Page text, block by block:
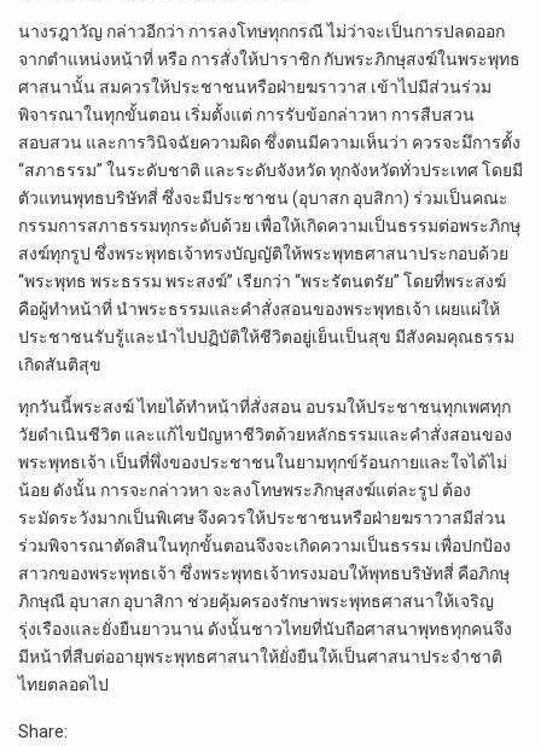
นางรฎาวัญ กล่าวอีกว่า การลงโทษทุกกรณี ไม่ว่าจะเป็นการปลดออก
จากตำแหน่งหน้าที่ หรือ การสั่งให้ปาราชิก กับพระภิกษุสงฆ์ในพระพุทธ
ศาสนานั้น สมควรให้ประชาชนหรือฝ่ายฆราวาส เข้าไปมีส่วนร่วม
พิจารณาในทุกขั้นตอน เริ่มตั้งแต่ การรับข้อกล่าวหา การสืบสวน
สอบสวน และการวินิจฉัยความผิด ซึ่งตนมีความเห็นว่า ควรจะมึการตั้ง
“สภาธรรม” ในระดับชาติ และระดับจังหวัด ทุกจังหวัดทั่วประเทศ โดยมี
ตัวแทนพุทธบริษัทสี่ ซึ่งจะมีประชาชน (อุบาสก อุบสิกา) ร่วมเป็นคณะ
กรรมการสภาธรรมทุกระดับด้วย เพื่อให้เกิดความเป็นธรรมต่อพระภิกษุ
สงฆ์ทุกรูป ซึ่งพระพุทธเจ้าทรงบัญญัติให้พระพุทธศาสนาประกอบด้วย
“พระพุทธ พระธรรม พระสงฆ์” เรียกว่า “พระรัตนตรัย” โดยที่พระสงฆ์
คือผู้ทำหน้าที่ นำพระธรรมและคำสั่งสอนของพระพุทธเจ้า เผยแผ่ให้
ประชาชนรับรู้และนำไปปฏิบัติให้ชีวิตอยู่เย็นเป็นสุข มีสังคมคุณธรรม
เกิดสันติสุข
ทุกวันนี้พระสงฆ์ ไทยได้ทำหน้าที่สั่งสอน อบรมให้ประชาชนทุกเพศทุก
วัยดำเนินชีวิต และแก้ไขปัญหาชีวิตด้วยหลักธรรมและคำสั่งสอนของ
พระพุทธเจ้า เป็นที่พึ่งของประชาชนในยามทุกข์ร้อนกายและใจได้ไม่
น้อย ดังนั้น การจะกล่าวหา จะลงโทษพระภิกษุสงฆ์แต่ละรูป ต้อง
ระมัดระวังมากเป็นพิเศษ จึงควรให้ประชาชนหรือฝ่ายฆราวาสมีส่วน
ร่วมพิจารณาตัดสินในทุกขั้นตอนจึงจะเกิดความเป็นธรรม เพื่อปกป้อง
สาวกของพระพุทธเจ้า ซึ่งพระพุทธเจ้าทรงมอบให้พุทธบริษัทสี่ คือภิกษุ
ภิกษุณี อุบาสก อุบาสิกา ช่วยคุ้มครองรักษาพระพุทธศาสนาให้เจริญ
รุ่งเรืองและยั่งยืนยาวนาน ดังนั้นชาวไทยที่นับถือศาสนาพุทธทุกคนจึง
มีหน้าที่สืบต่ออายุพระพุทธศาสนาให้ยั่งยืนให้เป็นศาสนาประจำชาติ
ไทยตลอดไป
Share: